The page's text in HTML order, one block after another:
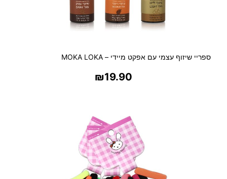
ספריי שיזוף עצמי עם אפקט מיידי – MOKA LOKA
₪19.90